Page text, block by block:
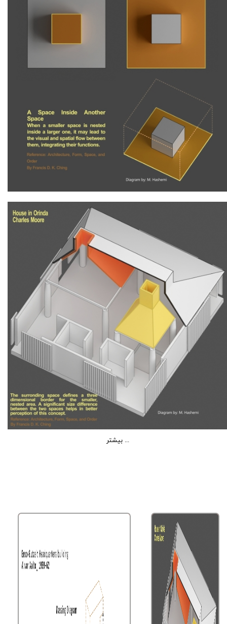
بیشتر ...